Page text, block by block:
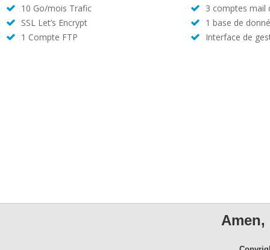
10 Go/mois Trafic
3 comptes mail
SSL Let’s Encrypt
1 base de
1 Compte FTP
Interface de